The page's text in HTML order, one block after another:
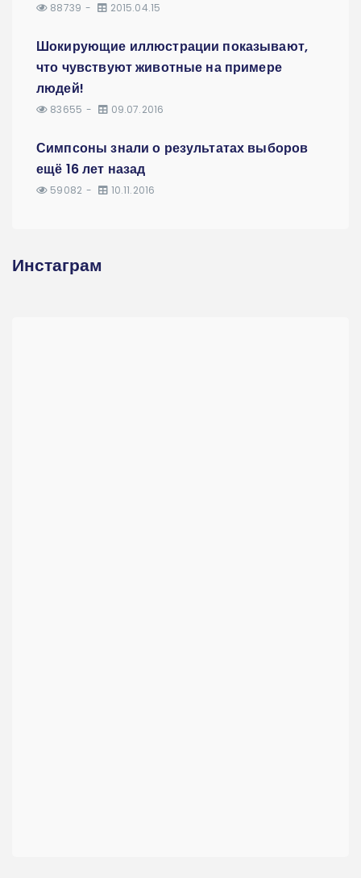
88739 2015.04.15
Шокирующие иллюстрации показывают,
что чувствуют животные на примере
людей!
83655 09.07.2016
Симпсоны знали о результатах выборов
ещё 16 лет назад
59082 10.11.2016
Инстаграм